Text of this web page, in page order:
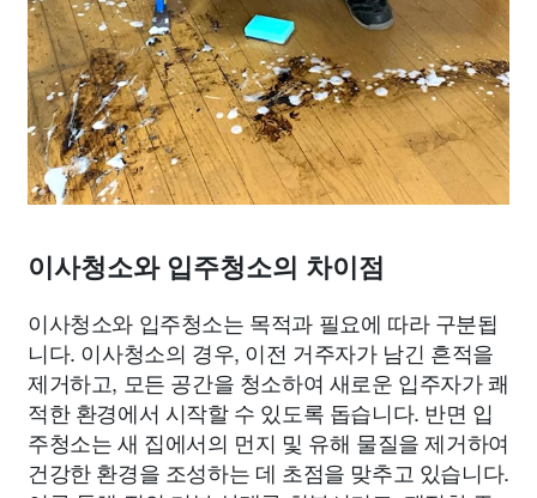
이사청소와 입주청소의 차이점
이사청소와 입주청소는 목적과 필요에 따라 구분됩
니다. 이사청소의 경우, 이전 거주자가 남긴 흔적을
제거하고, 모든 공간을 청소하여 새로운 입주자가 쾌
적한 환경에서 시작할 수 있도록 돕습니다. 반면 입
주청소는 새 집에서의 먼지 및 유해 물질을 제거하여
건강한 환경을 조성하는 데 초점을 맞추고 있습니다.